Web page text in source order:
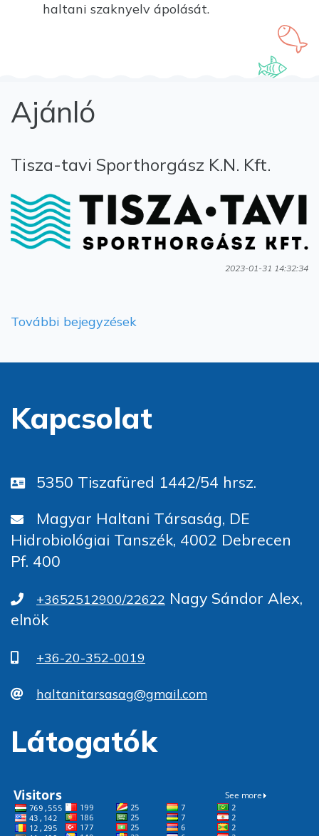
haltani szaknyelv ápolását.
Ajánló
Tisza-tavi Sporthorgász K.N. Kft.
2023-01-31 14:32:34
További bejegyzések
Kapcsolat
5350 Tiszafüred 1442/54 hrsz.
Magyar Haltani Társaság, DE
Hidrobiológiai Tanszék, 4002 Debrecen
Pf. 400
+3652512900/22622 Nagy Sándor Alex,
elnök
+36-20-352-0019
haltanitarsasag@gmail.com
Látogatók